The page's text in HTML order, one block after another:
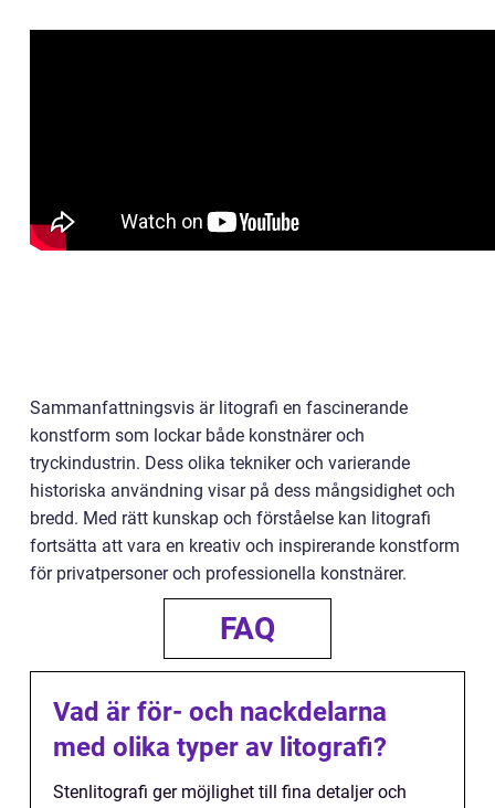
Sammanfattningsvis är litografi en fascinerande
konstform som lockar både konstnärer och
tryckindustrin. Dess olika tekniker och varierande
historiska användning visar på dess mångsidighet och
bredd. Med rätt kunskap och förståelse kan litografi
fortsätta att vara en kreativ och inspirerande konstform
för privatpersoner och professionella konstnärer.
FAQ
Vad är för- och nackdelarna
med olika typer av litografi?
Stenlitografi ger möjlighet till fina detaljer och